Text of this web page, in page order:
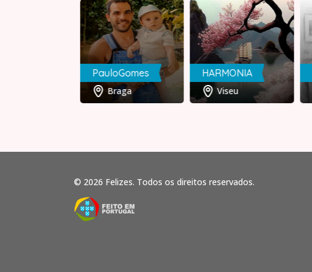
PauloGomes
Braga
HARMONIA
Viseu
© 2026 Felizes. Todos os direitos reservados.